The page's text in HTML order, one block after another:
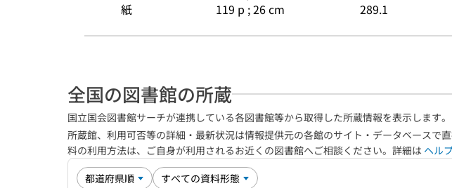
紙 119 p ; 26 cm 289.1
全国の図書館の所蔵
国立国会図書館サーチが連携している各図書館等から取得した所蔵情報を表示します。
所蔵館、利用可否等の詳細・最新状況は情報提供元の各館のサイト・データベースで
料の利用方法は、ご自身が利用されるお近くの図書館へご相談ください。詳細は ヘル